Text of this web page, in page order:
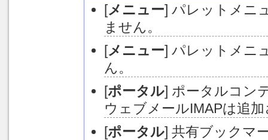
[メニュー] パレットメニ
ません。
[メニュー] パレットメニ
ん。
[ポータル] ポータルコン
ウェブメールIMAPは追
[ポータル] 共有ブックマ